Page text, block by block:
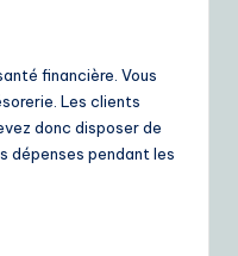
financière. Vous
Les clients
donc disposer de
dépenses pendant les